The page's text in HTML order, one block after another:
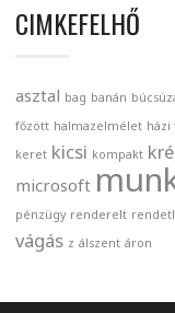
CIMKEFELHŐ
asztal bag banán
főzött halmazelmélet házi
keret kicsi kompakt
microsoft
pénzügy renderelt
vágás z álszent áron